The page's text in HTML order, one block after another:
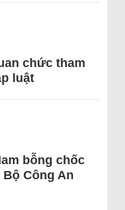
chức tham
luật
bỗng chốc
Công An